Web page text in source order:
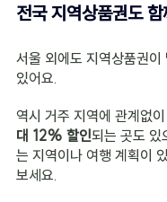
전국 지역상품권도
서울 외에도 지역상품권이
있어요.
역시 거주 지역에 관계없
대 12% 할인되는 곳도 있
는 지역이나 여행 계획이
보세요.